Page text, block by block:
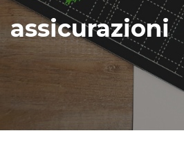
assicurazioni